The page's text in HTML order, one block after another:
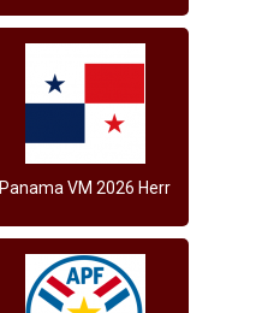
Panama VM 2026 Herr